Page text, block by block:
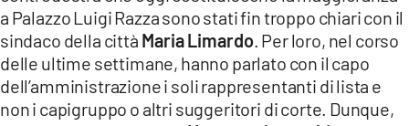
LACAPITALENEWS.IT
App
ANDROID
a Palazzo Luigi Razza sono stati fin troppo chiari con il
sindaco della città Maria Limardo. Per loro, nel corso
delle ultime settimane, hanno parlato con il capo
dell’amministrazione i soli rappresentanti di lista e
non i capigruppo o altri suggeritori di corte. Dunque,